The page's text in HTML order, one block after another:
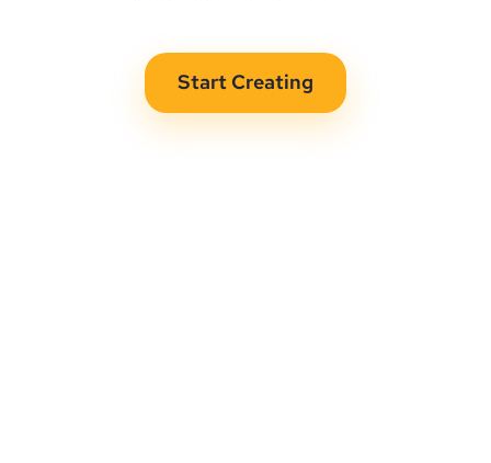
Start Creating